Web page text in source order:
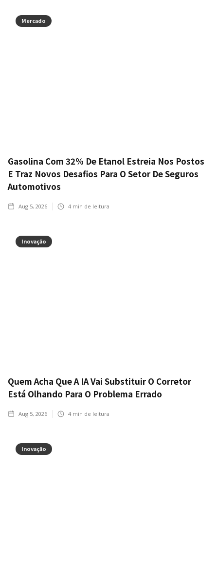
Mercado
Gasolina Com 32% De Etanol Estreia Nos Postos
E Traz Novos Desafios Para O Setor De Seguros
Automotivos
Aug 5, 2026 4 min de leitura
Inovação
Quem Acha Que A IA Vai Substituir O Corretor
Está Olhando Para O Problema Errado
Aug 5, 2026 4 min de leitura
Inovação